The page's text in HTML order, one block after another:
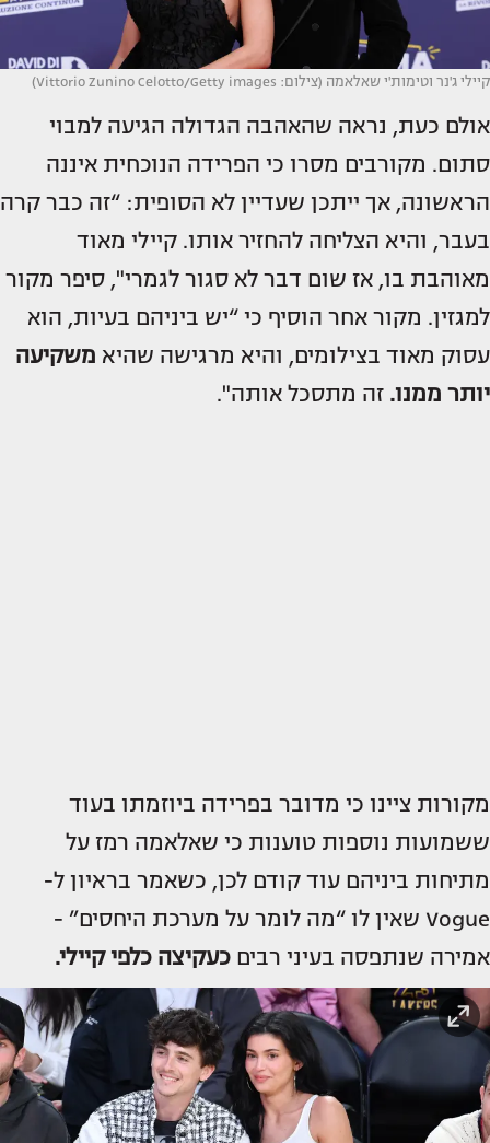
קיילי ג'נר וטימות'י שאלאמה (צילום: Vittorio Zunino Celotto/Getty images)
אולם כעת, נראה שהאהבה הגדולה הגיעה למבוי
סתום. מקורבים מסרו כי הפרידה הנוכחית איננה
הראשונה, אך ייתכן שעדיין לא הסופית: “זה כבר קרה
בעבר, והיא הצליחה להחזיר אותו. קיילי מאוד
מאוהבת בו, אז שום דבר לא סגור לגמרי", סיפר מקור
למגזין. מקור אחר הוסיף כי “יש ביניהם בעיות, הוא
עסוק מאוד בצילומים, והיא מרגישה שהיא משקיעה
יותר ממנו. זה מתסכל אותה".
מקורות ציינו כי מדובר בפרידה ביוזמתו בעוד
ששמועות נוספות טוענות כי שאלאמה רמז על
מתיחות ביניהם עוד קודם לכן, כשאמר בראיון ל-
Vogue שאין לו “מה לומר על מערכת היחסים” -
אמירה שנתפסה בעיני רבים כעקיצה כלפי קיילי.